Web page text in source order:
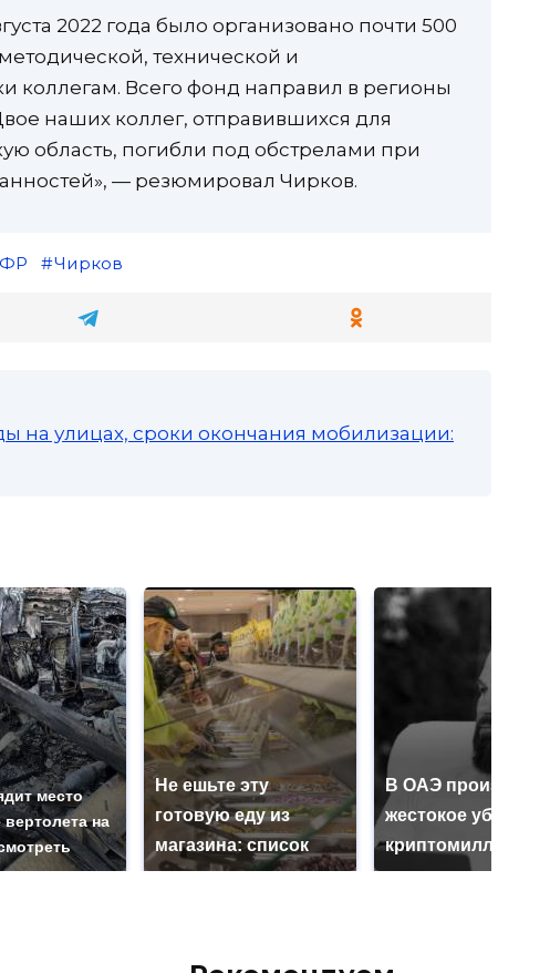
2022 года было организовано почти 500
технической и
коллегам. Всего фонд направил в регионы
наших коллег, отправившихся для
область, погибли под обстрелами при
— резюмировал Чирков.
Чирков
на улицах, сроки окончания мобилизации:
место
на
Не ешьте эту
готовую еду из
магазина: список
В ОАЭ произошло
жестокое убийство
криптомиллионера